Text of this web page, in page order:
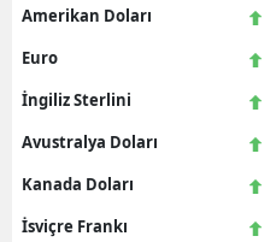
Amerikan Doları
Euro
İngiliz Sterlini
Avustralya Doları
Kanada Doları
İsviçre Frankı